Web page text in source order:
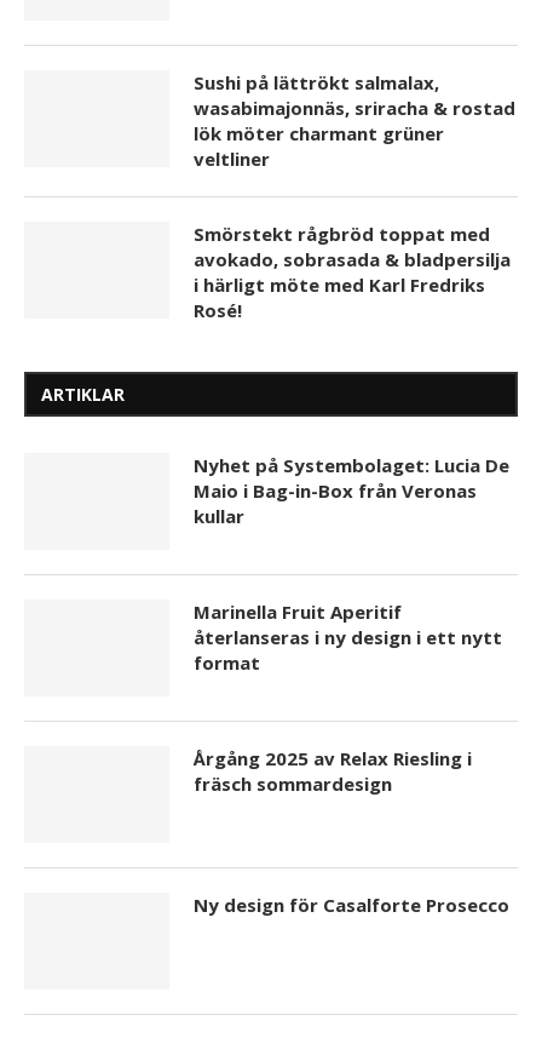
Sushi på lättrökt salmalax,
wasabimajonnäs, sriracha & rostad
lök möter charmant grüner
veltliner
Smörstekt rågbröd toppat med
avokado, sobrasada & bladpersilja
i härligt möte med Karl Fredriks
Rosé!
ARTIKLAR
Nyhet på Systembolaget: Lucia De
Maio i Bag-in-Box från Veronas
kullar
Marinella Fruit Aperitif
återlanseras i ny design i ett nytt
format
Årgång 2025 av Relax Riesling i
fräsch sommardesign
Ny design för Casalforte Prosecco